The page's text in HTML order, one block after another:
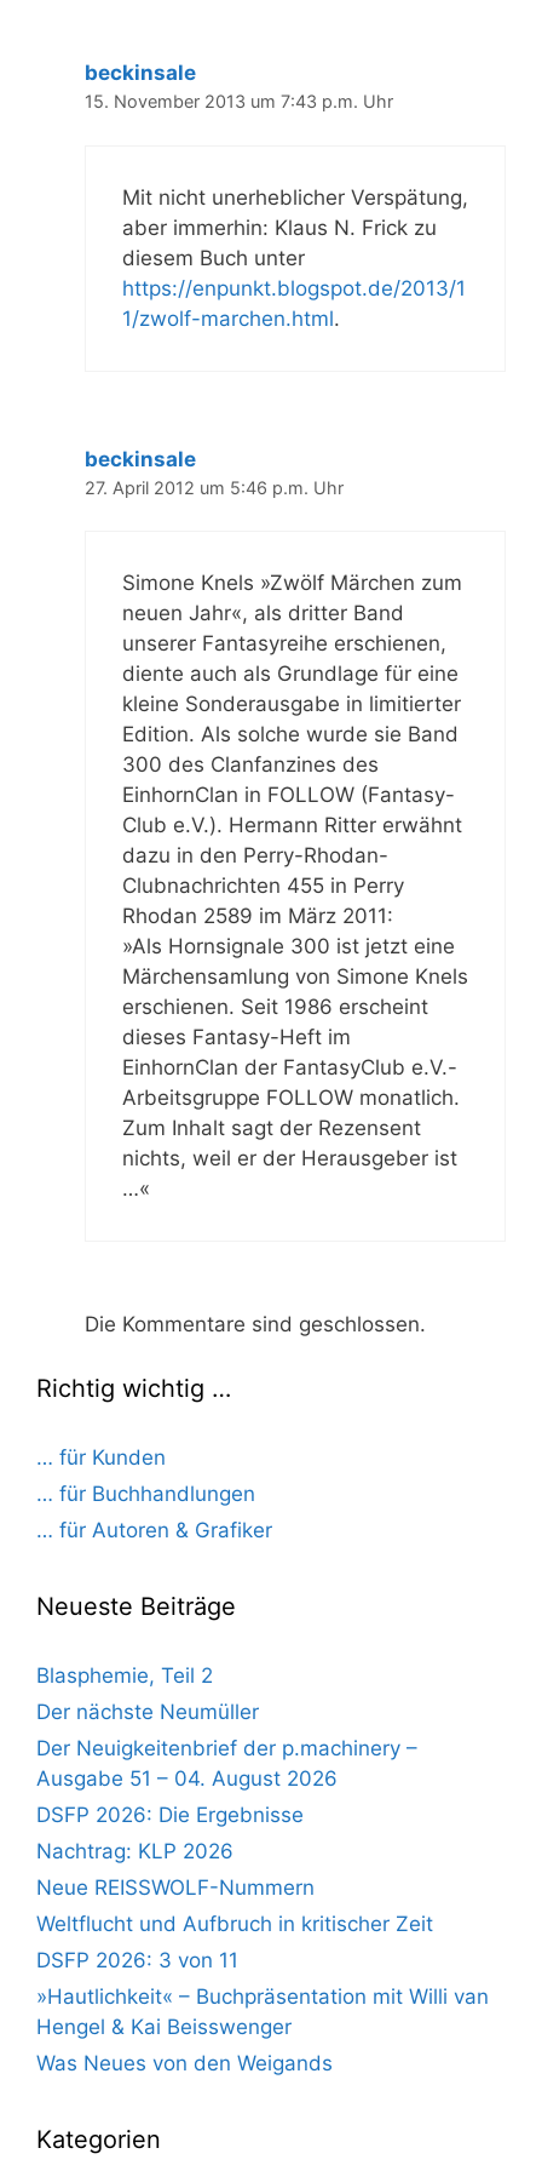
beckinsale
15. November 2013 um 7:43 p.m. Uhr
Mit nicht unerheblicher Verspätung,
aber immerhin: Klaus N. Frick zu
diesem Buch unter
https://enpunkt.blogspot.de/2013/1
1/zwolf-marchen.html.
beckinsale
27. April 2012 um 5:46 p.m. Uhr
Simone Knels »Zwölf Märchen zum
neuen Jahr«, als dritter Band
unserer Fantasyreihe erschienen,
diente auch als Grundlage für eine
kleine Sonderausgabe in limitierter
Edition. Als solche wurde sie Band
300 des Clanfanzines des
EinhornClan in FOLLOW (Fantasy-
Club e.V.). Hermann Ritter erwähnt
dazu in den Perry-Rhodan-
Clubnachrichten 455 in Perry
Rhodan 2589 im März 2011:
»Als Hornsignale 300 ist jetzt eine
Märchensamlung von Simone Knels
erschienen. Seit 1986 erscheint
dieses Fantasy-Heft im
EinhornClan der FantasyClub e.V.-
Arbeitsgruppe FOLLOW monatlich.
Zum Inhalt sagt der Rezensent
nichts, weil er der Herausgeber ist
…«
Die Kommentare sind geschlossen.
Richtig wichtig …
… für Kunden
… für Buchhandlungen
… für Autoren & Grafiker
Neueste Beiträge
Blasphemie, Teil 2
Der nächste Neumüller
Der Neuigkeitenbrief der p.machinery –
Ausgabe 51 – 04. August 2026
DSFP 2026: Die Ergebnisse
Nachtrag: KLP 2026
Neue REISSWOLF-Nummern
Weltflucht und Aufbruch in kritischer Zeit
DSFP 2026: 3 von 11
»Hautlichkeit« – Buchpräsentation mit Willi van
Hengel & Kai Beisswenger
Was Neues von den Weigands
Kategorien